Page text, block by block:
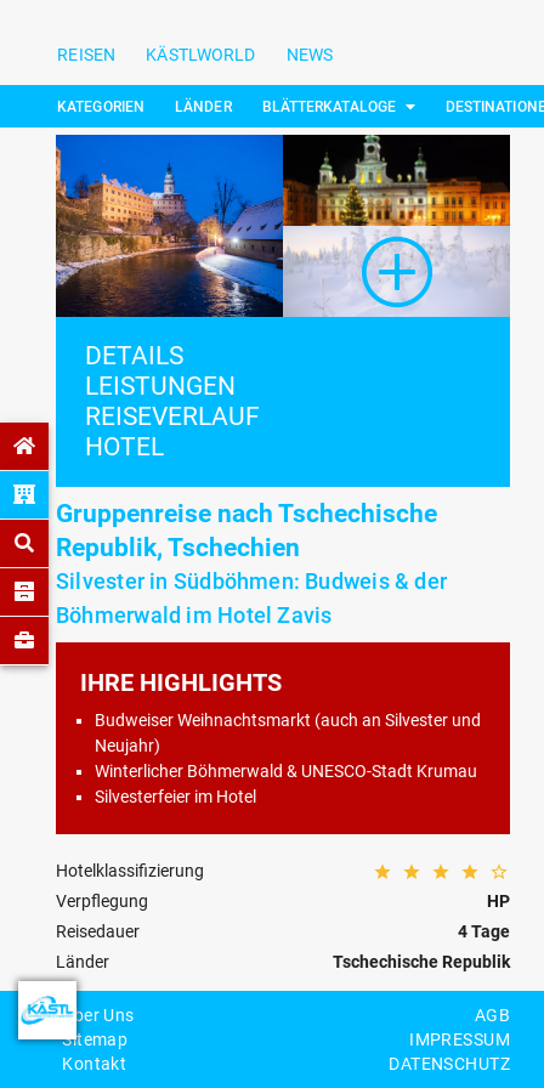
REISEN KÄSTLWORLD NEWS
KATEGORIEN LÄNDER BLÄTTERKATALOGE
DETAILS
LEISTUNGEN
REISEVERLAUF
HOTEL
Gruppenreise nach Tschechische
Republik, Tschechien
Silvester in Südböhmen: Budweis & der
Böhmerwald im Hotel Zavis
IHRE HIGHLIGHTS
Budweiser Weihnachtsmarkt (auch an Silvester und
Neujahr)
Winterlicher Böhmerwald & UNESCO-Stadt Krumau
Silvesterfeier im Hotel
Hotelklassifizierung
Verpflegung
HP
Reisedauer
4 Tage
Länder
Tschechische Republik
Kategorie
Advent/Weihnachten/Silvester
Reisecode
CZ-02-W-0010
Über Uns
Sitemap
Kontakt
AGB
IMPRESSUM
DATENSCHUTZ